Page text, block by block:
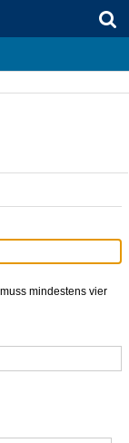
mindestens vier